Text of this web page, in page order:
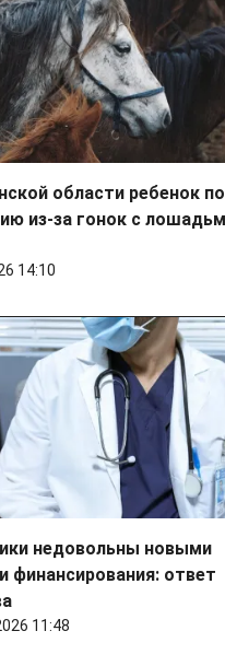
области ребенок
из-за гонок с
14:10
недовольны новыми
финансирования: ответ
11:48